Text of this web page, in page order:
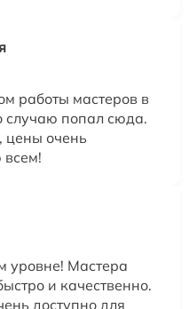
работы мастеров в
случаю попал сюда.
цены очень
уровне! Мастера
и качественно.
доступно для